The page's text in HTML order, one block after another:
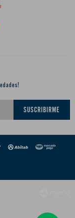
SUSCRIBIRME